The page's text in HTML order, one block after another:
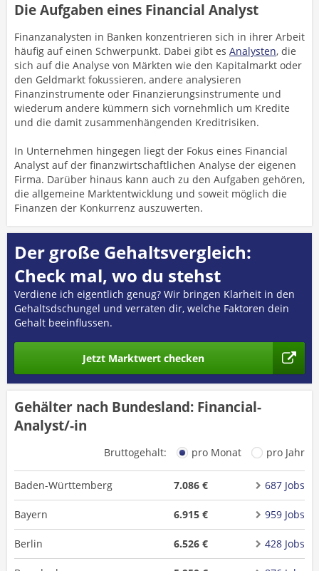
Die Aufgaben eines Financial Analyst
Finanzanalysten in Banken konzentrieren sich in ihrer Arbeit
häufig auf einen Schwerpunkt. Dabei gibt es Analysten, die
sich auf die Analyse von Märkten wie den Kapitalmarkt oder
den Geldmarkt fokussieren, andere analysieren
Finanzinstrumente oder Finanzierungsinstrumente und
wiederum andere kümmern sich vornehmlich um Kredite
und die damit zusammenhängenden Kreditrisiken.
In Unternehmen hingegen liegt der Fokus eines Financial
Analyst auf der finanzwirtschaftlichen Analyse der eigenen
Firma. Darüber hinaus kann auch zu den Aufgaben gehören,
die allgemeine Marktentwicklung und soweit möglich die
Finanzen der Konkurrenz auszuwerten.
Der große Gehaltsvergleich:
Check mal, wo du stehst
Verdiene ich eigentlich genug? Wir bringen Klarheit in den
Gehaltsdschungel und verraten dir, welche Faktoren dein
Gehalt beeinflussen.
Jetzt Marktwert checken
Gehälter nach Bundesland: Financial-
Analyst/-in
Bruttogehalt: pro Monat pro Jahr
Baden-Württemberg 7.086 € 687 Jobs
Bayern 6.915 € 959 Jobs
Berlin 6.526 € 428 Jobs